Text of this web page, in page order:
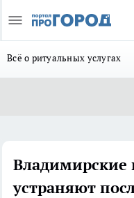
Всё о ритуальных услугах
устраняют